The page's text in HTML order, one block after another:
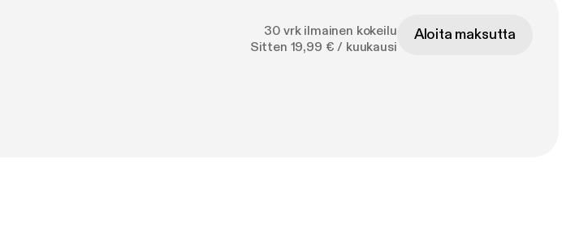
30 vrk ilmainen kokeilu
Sitten 19,99 € / kuukausi
Aloita maksutta